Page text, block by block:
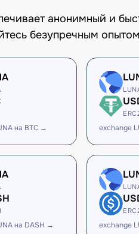
анонимный и
безупречным
на BTC → exchange
на DASH → exchange